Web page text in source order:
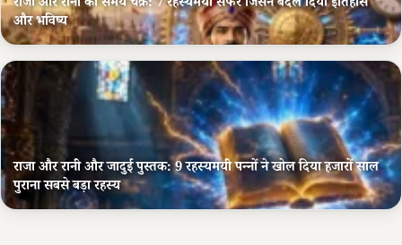
और भविष्य
राजा और रानी और जादुई पुस्तक: 9 रहस्यमयी पन्नों ने खोल दिया हजारों साल
पुराना सबसे बड़ा रहस्य